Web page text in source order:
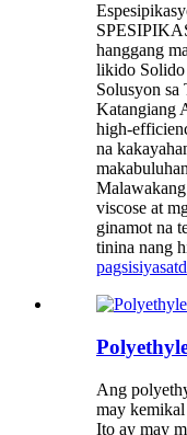
hanggang
likido
Solusyon
Katangiang
high-
na
viscose at
ginamot na
tinina nang
pagsisiyasat
Ang
may
Ito ay may